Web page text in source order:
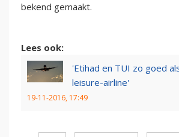
bekend gemaakt.
Lees ook:
'Etihad en TUI zo goed
leisure-airline'
19-11-2016, 17:49